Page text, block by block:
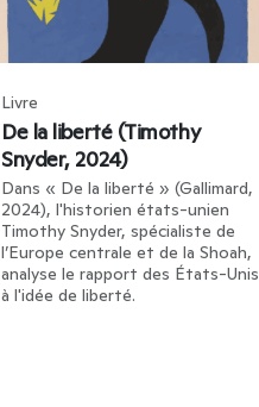
Livre
De la liberté (Timothy
Snyder, 2024)
Dans « De la liberté » (Gallimard,
2024), l'historien états-unien
Timothy Snyder, spécialiste de
l’Europe centrale et de la Shoah,
analyse le rapport des États-Unis
à l'idée de liberté.